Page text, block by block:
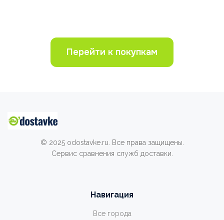
Перейти к покупкам
© 2025 odostavke.ru. Все права защищены.
Сервис сравнения служб доставки.
Навигация
Все города